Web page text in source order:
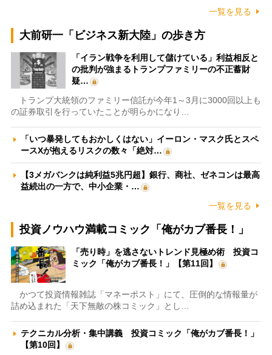
一覧を見る
大前研一「ビジネス新大陸」の歩き方
「イラン戦争を利用して儲けている」利益相反と
の批判が強まるトランプファミリーの不正蓄財
疑…
トランプ大統領のファミリー信託が今年1～3月に3000回以上も
の証券取引を行っていたことが明らかになり…
「いつ暴発してもおかしくはない」イーロン・マスク氏とスペ
ースXが抱えるリスクの数々「絶対…
【3メガバンクは純利益5兆円超】銀行、商社、ゼネコンは最高
益続出の一方で、中小企業・…
一覧を見る
投資ノウハウ満載コミック「俺がカブ番長！」
「売り時」を逃さないトレンド見極め術 投資コ
ミック「俺がカブ番長！」【第11回】
かつて投資情報雑誌「マネーポスト」にて、圧倒的な情報量が
詰め込まれた「天下無敵の株コミック」とし…
テクニカル分析・集中講義 投資コミック「俺がカブ番長！」
【第10回】